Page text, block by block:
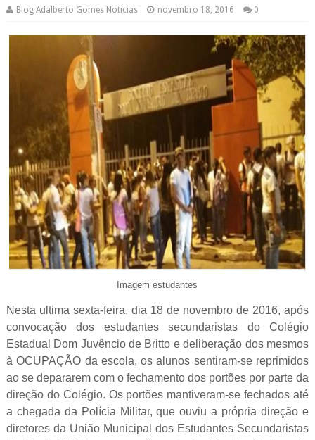
Blog Adalberto Gomes Noticias novembro 18, 2016 0
Imagem estudantes
Nesta ultima sexta-feira, dia 18 de novembro de 2016, após
convocação dos estudantes secundaristas do Colégio
Estadual Dom Juvêncio de Britto e deliberação dos mesmos
à OCUPAÇÃO da escola, os alunos sentiram-se reprimidos
ao se depararem com o fechamento dos portões por parte da
direção do Colégio. Os portões mantiveram-se fechados até
a chegada da Polícia Militar, que ouviu a própria direção e
diretores da União Municipal dos Estudantes Secundaristas